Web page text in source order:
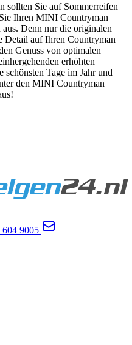
sollten Sie auf Sommerreifen
Ihren MINI Countryman
Denn nur die originalen
Detail auf Ihren Countryman
Genuss von optimalen
erhöhten
schönsten Tage im Jahr und
den MINI Countryman
9005